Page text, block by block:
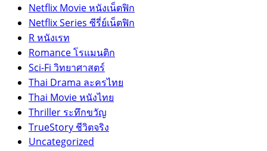
Netflix Movie หนังเน็ตฟิก
Netflix Series ซีรี่ย์เน็ตฟิก
R หนังเรท
Romance โรแมนติก
Sci-Fi วิทยาศาสตร์
Thai Drama ละครไทย
Thai Movie หนังไทย
Thriller ระทึกขวัญ
TrueStory ชีวิตจริง
Uncategorized